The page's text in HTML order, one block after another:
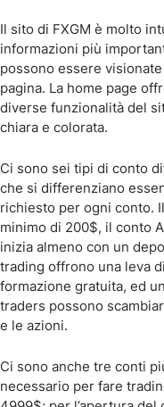
Il sito di FXGM è molto
informazioni più
possono essere
pagina. La home page
diverse funzionalità del
chiara e colorata.
Ci sono sei tipi di conto
che si differenziano
richiesto per ogni conto.
minimo di 200$, il conto
inizia almeno con un
trading offrono una leva
formazione gratuita, ed
traders possono
e le azioni.
Ci sono anche tre conti
necessario per fare